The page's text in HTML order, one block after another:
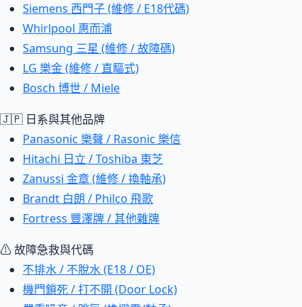
Siemens 西門子 (維修 / E18代碼)
Whirlpool 惠而浦
Samsung 三星 (維修 / 故障碼)
LG 樂金 (維修 / 直驅式)
Bosch 博世 / Miele
🇯🇵 日系與其他品牌
Panasonic 樂聲 / Rasonic 樂信
Hitachi 日立 / Toshiba 東芝
Zanussi 金章 (維修 / 換軸承)
Brandt 白朗 / Philco 飛歌
Fortress 豐澤牌 / 其他雜牌
⚠ 故障急救與代碼
不排水 / 不脫水 (E18 / OE)
機門鎖死 / 打不開 (Door Lock)